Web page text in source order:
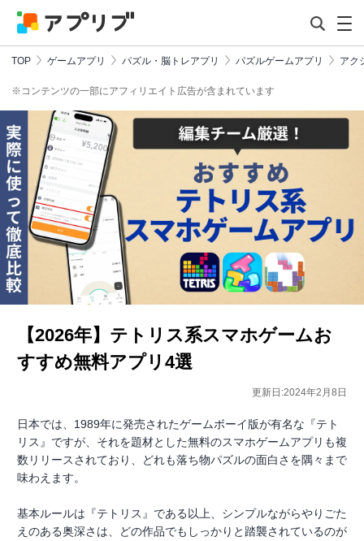
TOP ゲームアプリ パズル・脳トレアプリ パズルゲームアプリ アク
※コンテンツの一部にアフィリエイト広告が含まれています
【2026年】テトリス系スマホゲームお
すすめ無料アプリ4選
更新日:2024年2月8日
日本では、1989年に発売されたゲームボーイ版が有名な『テト
リス』ですが、それを題材とした無料のスマホゲームアプリも複
数リリースされており、どれも落ち物パズルの面白さを隅々まで
味わえます。
基本ルールは『テトリス』である以上、シンプルながらやりごた
えのある奥深さは、どの作品でもしっかりと踏襲されているのが